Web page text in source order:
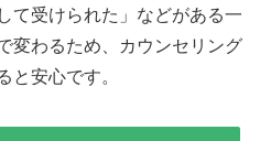
て受けられた」などがある一
変わるため、カウンセリング
と安心です。